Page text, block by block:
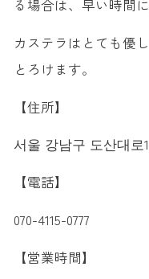
る場合は、早い時間
カステラはとても優
とろけます。
【住所】
서울 강남구 도산대로
【電話】
070-4115-0777
【営業時間】